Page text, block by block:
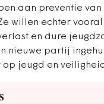
aan preventie van
willen echter vooral
en dure
nieuwe partij
jeugd en